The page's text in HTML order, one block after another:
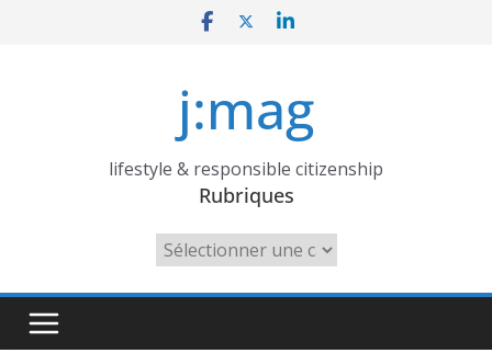
j:mag
lifestyle & responsible citizenship
Rubriques
Rubriques